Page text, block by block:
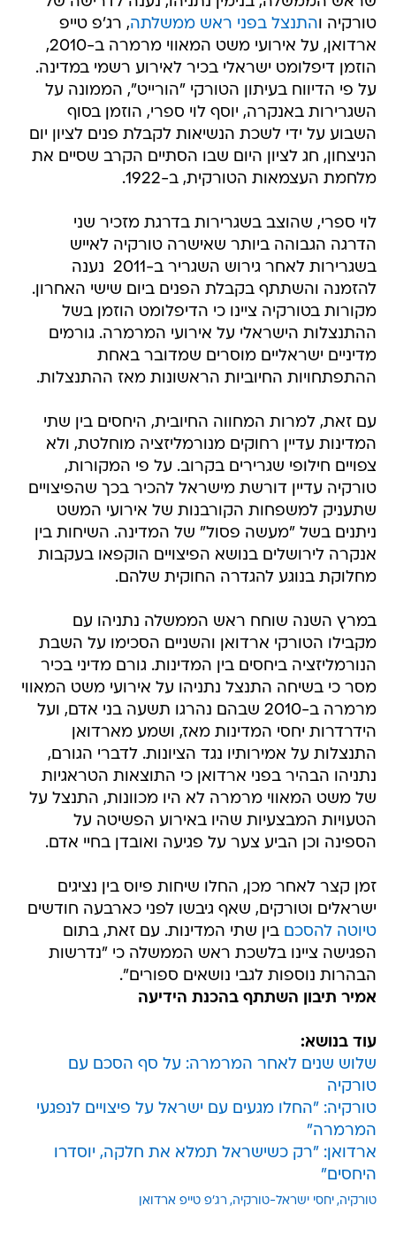
טורקיה והתנצל בפני ראש ממשלתה, רג'פ טייפ
ארדואן, על אירועי משט המאווי מרמרה ב-2010,
הוזמן דיפלומט ישראלי בכיר לאירוע רשמי במדינה.
על פי הדיווח בעיתון הטורקי "הורייט", הממונה על
השגרירות באנקרה, יוסף לוי ספרי, הוזמן בסוף
השבוע על ידי לשכת הנשיאות לקבלת פנים לציון יום
הניצחון, חג לציון היום שבו הסתיים הקרב שסיים את
מלחמת העצמאות הטורקית, ב-1922.
לוי ספרי, שהוצב בשגרירות בדרגת מזכיר שני 
הדרגה הגבוהה ביותר שאישרה טורקיה לאייש
בשגרירות לאחר גירוש השגריר ב-2011  נענה
להזמנה והשתתף בקבלת הפנים ביום שישי האחרון.
מקורות בטורקיה ציינו כי הדיפלומט הוזמן בשל
ההתנצלות הישראלי על אירועי המרמרה. גורמים
מדיניים ישראליים מוסרים שמדובר באחת
ההתפתחויות החיוביות הראשונות מאז ההתנצלות.
עם זאת, למרות המחווה החיובית, היחסים בין שתי
המדינות עדיין רחוקים מנורמליזציה מוחלטת, ולא
צפויים חילופי שגרירים בקרוב. על פי המקורות,
טורקיה עדיין דורשת מישראל להכיר בכך שהפיצויים
שתעניק למשפחות הקורבנות של אירועי המשט
ניתנים בשל "מעשה פסול" של המדינה. השיחות בין
אנקרה לירושלים בנושא הפיצויים הוקפאו בעקבות
מחלוקת בנוגע להגדרה החוקית שלהם.
במרץ השנה שוחח ראש הממשלה נתניהו עם
מקבילו הטורקי ארדואן והשניים הסכימו על השבת
הנורמליזציה ביחסים בין המדינות. גורם מדיני בכיר
מסר כי בשיחה התנצל נתניהו על אירועי משט המאווי
מרמרה ב-2010 שבהם נהרגו תשעה בני אדם, ועל
הידרדרות יחסי המדינות מאז, ושמע מארדואן
התנצלות על אמירותיו נגד הציונות. לדברי הגורם,
נתניהו הבהיר בפני ארדואן כי התוצאות הטראגיות
של משט המאווי מרמרה לא היו מכוונות, התנצל על
הטעויות המבצעיות שהיו באירוע הפשיטה על
הספינה וכן הביע צער על פגיעה ואובדן בחיי אדם.
זמן קצר לאחר מכן, החלו שיחות פיוס בין נציגים
ישראלים וטורקים, שאף גיבשו לפני כארבעה חודשים
טיוטה להסכם בין שתי המדינות. עם זאת, בתום
הפגישה ציינו בלשכת ראש הממשלה כי "נדרשות
הבהרות נוספות לגבי נושאים ספורים".
אמיר תיבון השתתף בהכנת הידיעה
עוד בנושא:
שלוש שנים לאחר המרמרה: על סף הסכם עם
טורקיה
טורקיה: "החלו מגעים עם ישראל על פיצויים לנפגעי
המרמרה"
ארדואן: "רק כשישראל תמלא את חלקה, יוסדרו
היחסים"
טורקיה יחסי ישראל-טורקיה רג'פ טייפ ארדואן